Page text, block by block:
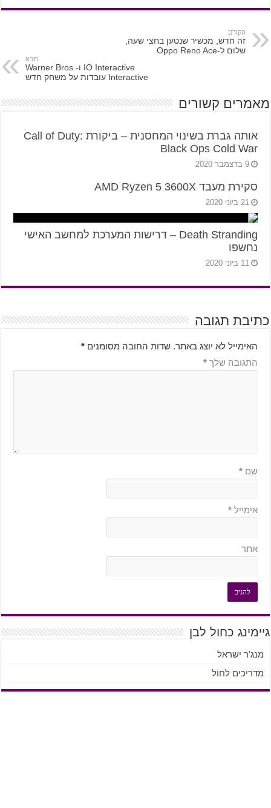
הקודם
זה חדש, מכשיר שנטען בחצי שעה,
שלום ל-Oppo Reno Ace
הבא
IO Interactive ו-Warner Bros.
Interactive עובדות על משחק חדש
מאמרים קשורים
אותה גברת בשינוי המחסנית – ביקורת Call of Duty:
Black Ops Cold War
9 בדצמבר 2020
סקירת מעבד AMD Ryzen 5 3600X
21 ביוני 2020
Death Stranding – דרישות המערכת למחשב האישי
נחשפו
11 ביוני 2020
כתיבת תגובה
האימייל לא יוצג באתר. שדות החובה מסומנים *
התגובה שלך *
שם *
אימייל *
אתר
גיימינג כחול לבן
מנג'ר ישראל
מדריכים לחול